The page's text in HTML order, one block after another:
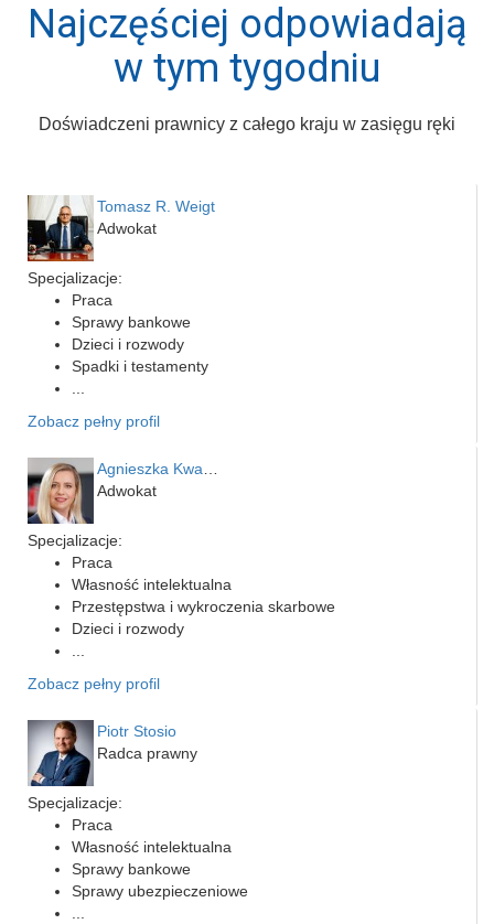
Najczęściej odpowiadają
w tym tygodniu
Doświadczeni prawnicy z całego kraju w zasięgu ręki
Tomasz R. Weigt
Adwokat
Specjalizacje:
Praca
Sprawy bankowe
Dzieci i rozwody
Spadki i testamenty
Zobacz pełny profil
Adwokat
Specjalizacje:
Praca
Własność intelektualna
Przestępstwa i wykroczenia skarbowe
Dzieci i rozwody
Zobacz pełny profil
Piotr Stosio
Radca prawny
Specjalizacje:
Praca
Własność intelektualna
Sprawy bankowe
Sprawy ubezpieczeniowe